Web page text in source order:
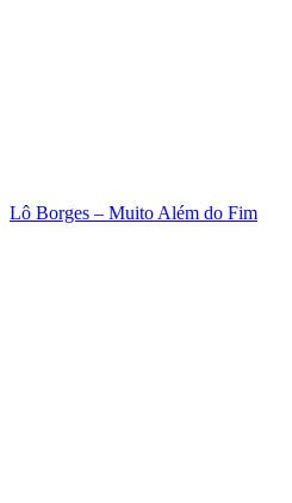
Lô Borges – Muito Além do Fim